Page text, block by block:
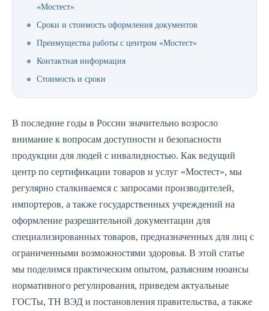
«Мостест»
Сроки и стоимость оформления документов
Преимущества работы с центром «Мостест»
Контактная информация
Стоимость и сроки
В последние годы в России значительно возросло
внимание к вопросам доступности и безопасности
продукции для людей с инвалидностью. Как ведущий
центр по сертификации товаров и услуг «Мостест», мы
регулярно сталкиваемся с запросами производителей,
импортеров, а также государственных учреждений на
оформление разрешительной документации для
специализированных товаров, предназначенных для лиц с
ограниченными возможностями здоровья. В этой статье
мы поделимся практическим опытом, разъясним нюансы
нормативного регулирования, приведем актуальные
ГОСТы, ТН ВЭД и постановления правительства, а также